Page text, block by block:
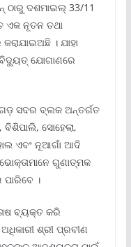
ଠାରୁ ଦଶମାଇଲ୍ 33/11
ଏକ ନୂତନ ତଥା
। ଯାହା
ଯୋଗାଣରେ
ସଦର ବ୍ଲକ ଅନ୍ତର୍ଗତ
ସୋହେଲା,
ଏବଂ ନୂଆଗାଁ ଆଦି
ଗୁଣାତ୍ମକ
।
ବ୍ୟକ୍ତ କରି
ଶ୍ରୀ ପ୍ରବୀଣ